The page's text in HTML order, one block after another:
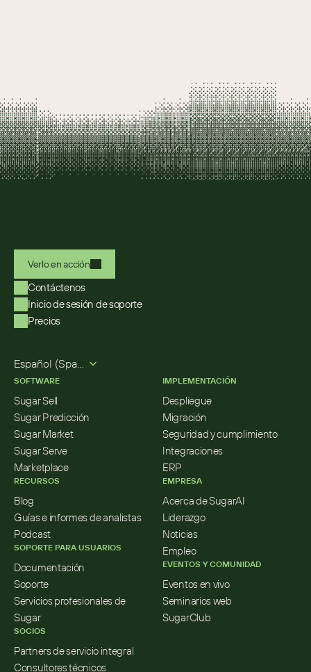
Verlo en acción
Contáctenos
Inicio de sesión de soporte
Precios
Español (Spanish)
SOFTWARE
Sugar Sell
Sugar Predicción
Sugar Market
Sugar Serve
Marketplace
RECURSOS
Blog
Guías e informes de analistas
Podcast
SOPORTE PARA USUARIOS
Documentación
Soporte
Servicios profesionales de
Sugar
SOCIOS
Partners de servicio integral
Consultores técnicos
IMPLEMENTACIÓN
Despliegue
Migración
Seguridad y cumplimiento
Integraciones
ERP
EMPRESA
Acerca de SugarAI
Liderazgo
Noticias
Empleo
EVENTOS Y COMUNIDAD
Eventos en vivo
Seminarios web
SugarClub